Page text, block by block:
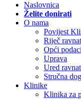
Naslovnica
Želite donirati
O nama
Povijest
Riječ
Opći podaci
Uprava
Ured
Stručna
Klinike
Klinika za